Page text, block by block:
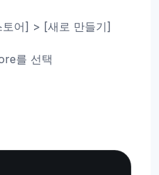
어] > [새로 만들기]
를 선택